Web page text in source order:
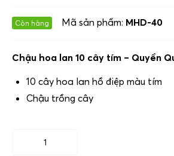
Còn hàng Mã sản phẩm: MHD-40
Chậu hoa lan 10 cây tím – Quyền
10 cây hoa lan hồ điệp màu tím
Chậu trồng cây
Chậu